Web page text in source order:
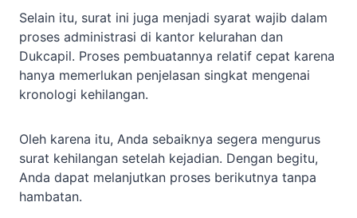
Selain itu, surat ini juga menjadi syarat wajib dalam
proses administrasi di kantor kelurahan dan
Dukcapil. Proses pembuatannya relatif cepat karena
hanya memerlukan penjelasan singkat mengenai
kronologi kehilangan.
Oleh karena itu, Anda sebaiknya segera mengurus
surat kehilangan setelah kejadian. Dengan begitu,
Anda dapat melanjutkan proses berikutnya tanpa
hambatan.